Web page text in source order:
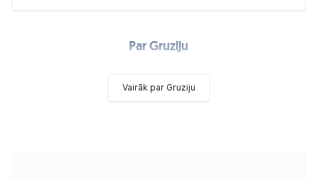
Par Gruziju
Vairāk par Gruziju